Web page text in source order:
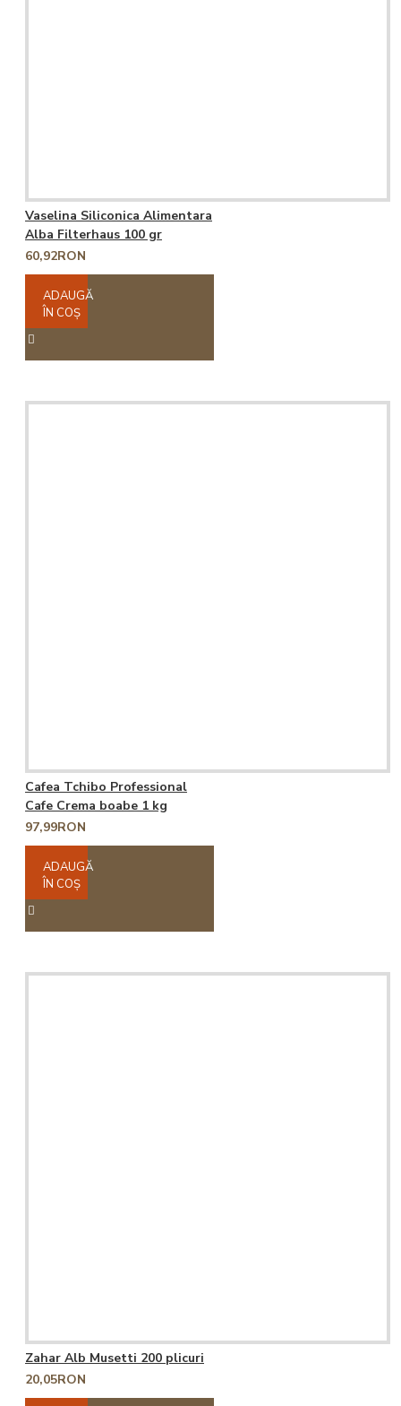
Vaselina Siliconica Alimentara
Alba Filterhaus 100 gr
60,92RON
ADAUGĂ
ÎN COŞ
Cafea Tchibo Professional
Cafe Crema boabe 1 kg
97,99RON
ADAUGĂ
ÎN COŞ
Zahar Alb Musetti 200 plicuri
20,05RON